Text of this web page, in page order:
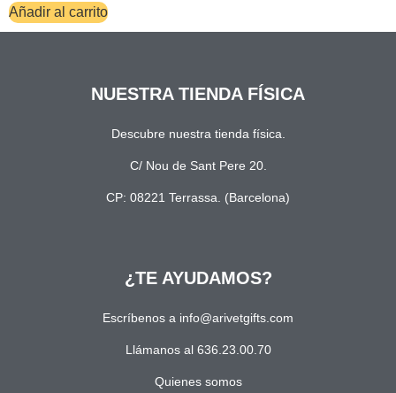
Añadir al carrito
NUESTRA TIENDA FÍSICA
Descubre nuestra tienda física.
C/ Nou de Sant Pere 20.
CP: 08221 Terrassa. (Barcelona)
¿TE AYUDAMOS?
Escríbenos a info@arivetgifts.com
Llámanos al 636.23.00.70
Quienes somos